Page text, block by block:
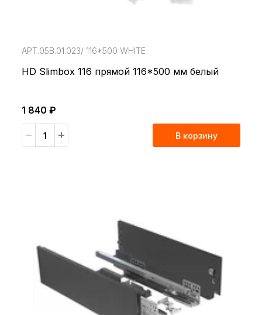
АРТ.05В.01.023/ 116*500 WHITE
HD Slimbox 116 прямой 116*500 мм белый
1 840 ₽
В корзину